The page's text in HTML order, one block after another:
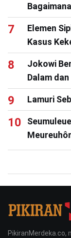
Elemen
Kasus
Jokowi
Dalam
Lamuri
PikiranMerdeka.co,